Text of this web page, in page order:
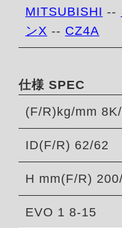
MITSUBISHI --
ンX -- CZ4A
仕様 SPEC
(F/R)kg/mm
ID(F/R) 62/62
H mm(F/R)
EVO 1 8-15